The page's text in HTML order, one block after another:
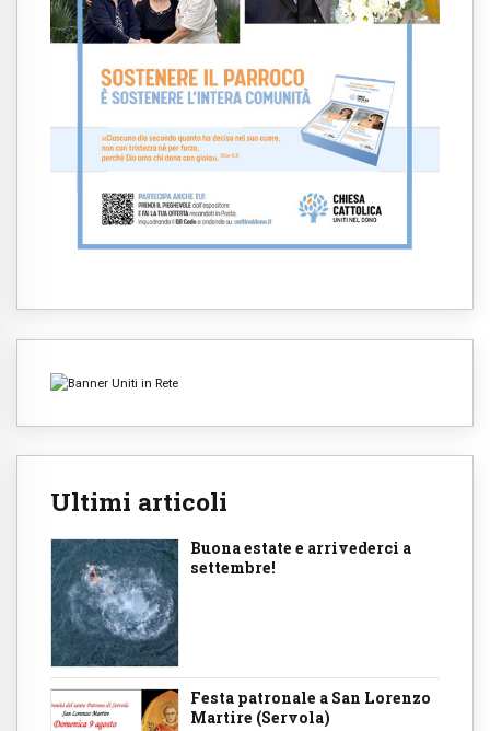
Ultimi articoli
Buona estate e arrivederci a
settembre!
Festa patronale a San Lorenzo
Martire (Servola)